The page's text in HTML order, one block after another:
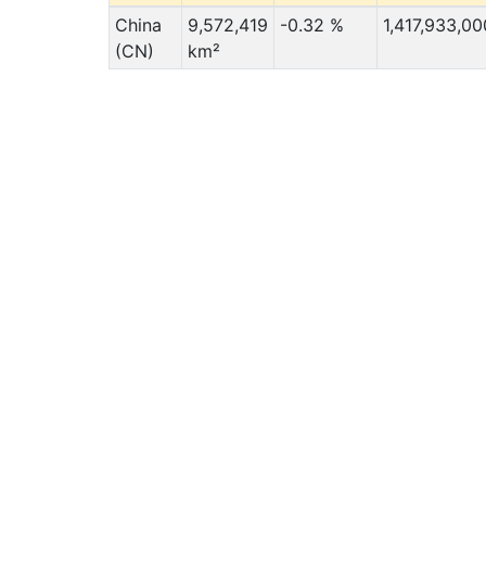
China
(CN)
9,572,419
km²
-0.32 %